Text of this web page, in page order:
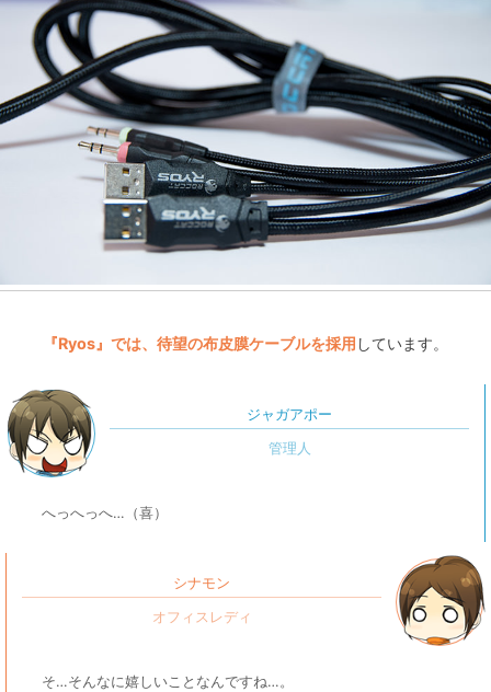
『Ryos』では、待望の布皮膜ケーブルを採用 しています。
ジャガアポー
へっへっへ…（喜）
シナモン
そ…そんなに嬉しいことなんですね…。